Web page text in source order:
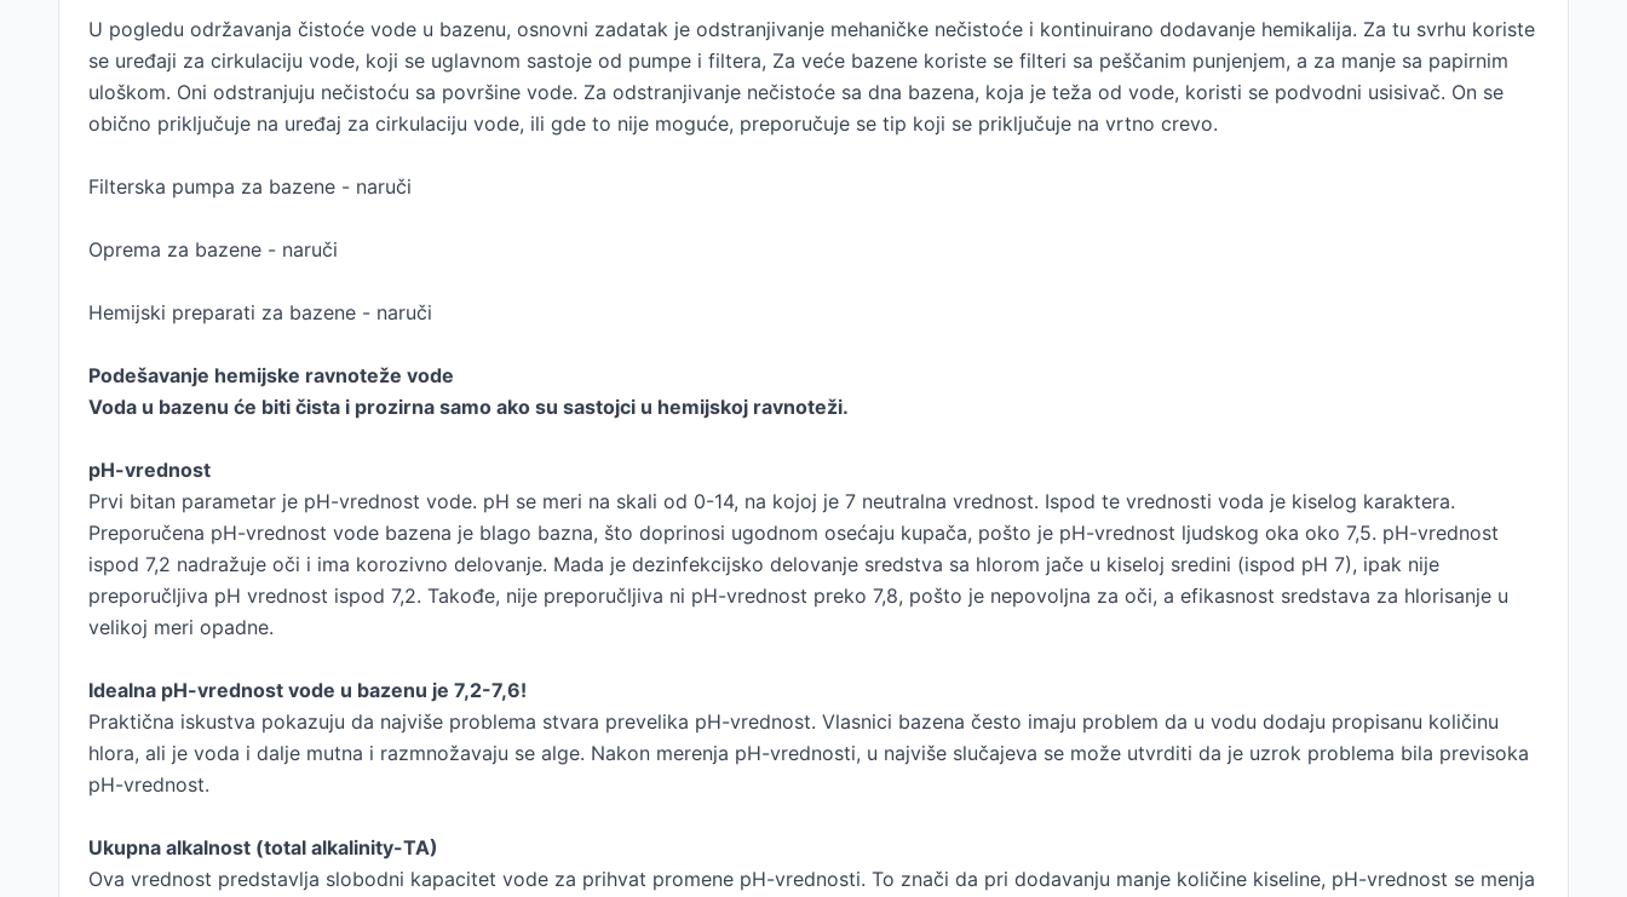
U pogledu održavanja čistoće vode u bazenu, osnovni zadatak je odstranjivanje mehaničke nečistoće i kontinuirano dodavanje hemikalija. Za tu svrhu koriste
se uređaji za cirkulaciju vode, koji se uglavnom sastoje od pumpe i filtera, Za veće bazene koriste se filteri sa peščanim punjenjem, a za manje sa papirnim
uloškom. Oni odstranjuju nečistoću sa površine vode. Za odstranjivanje nečistoće sa dna bazena, koja je teža od vode, koristi se podvodni usisivač. On se
obično priključuje na uređaj za cirkulaciju vode, ili gde to nije moguće, preporučuje se tip koji se priključuje na vrtno crevo.
Filterska pumpa za bazene - naruči
Oprema za bazene - naruči
Hemijski preparati za bazene - naruči
Podešavanje hemijske ravnoteže vode
Voda u bazenu će biti čista i prozirna samo ako su sastojci u hemijskoj ravnoteži.
pH-vrednost
Prvi bitan parametar je pH-vrednost vode. pH se meri na skali od 0-14, na kojoj je 7 neutralna vrednost. Ispod te vrednosti voda je kiselog karaktera.
Preporučena pH-vrednost vode bazena je blago bazna, što doprinosi ugodnom osećaju kupača, pošto je pH-vrednost ljudskog oka oko 7,5. pH-vrednost
ispod 7,2 nadražuje oči i ima korozivno delovanje. Mada je dezinfekcijsko delovanje sredstva sa hlorom jače u kiseloj sredini (ispod pH 7), ipak nije
preporučljiva pH vrednost ispod 7,2. Takođe, nije preporučljiva ni pH-vrednost preko 7,8, pošto je nepovoljna za oči, a efikasnost sredstava za hlorisanje u
velikoj meri opadne.
Idealna pH-vrednost vode u bazenu je 7,2-7,6!
Praktična iskustva pokazuju da najviše problema stvara prevelika pH-vrednost. Vlasnici bazena često imaju problem da u vodu dodaju propisanu količinu
hlora, ali je voda i dalje mutna i razmnožavaju se alge. Nakon merenja pH-vrednosti, u najviše slučajeva se može utvrditi da je uzrok problema bila previsoka
pH-vrednost.
Ukupna alkalnost (total alkalinity-TA)
Ova vrednost predstavlja slobodni kapacitet vode za prihvat promene pH-vrednosti. To znači da pri dodavanju manje količine kiseline, pH-vrednost se menja